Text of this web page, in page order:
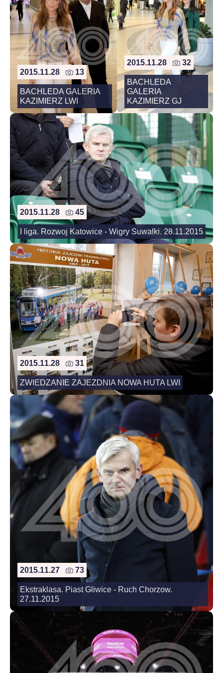
2015.11.28 13
BACHLEDA GALERIA
KAZIMIERZ LWI
2015.11.28 32
BACHLEDA
GALERIA
KAZIMIERZ GJ
2015.11.28 45
I liga. Rozwoj Katowice - Wigry Suwalki. 28.11.2015
2015.11.28 31
ZWIEDZANIE ZAJEZDNIA NOWA HUTA LWI
2015.11.27 73
Ekstraklasa. Piast Gliwice - Ruch Chorzow.
27.11.2015